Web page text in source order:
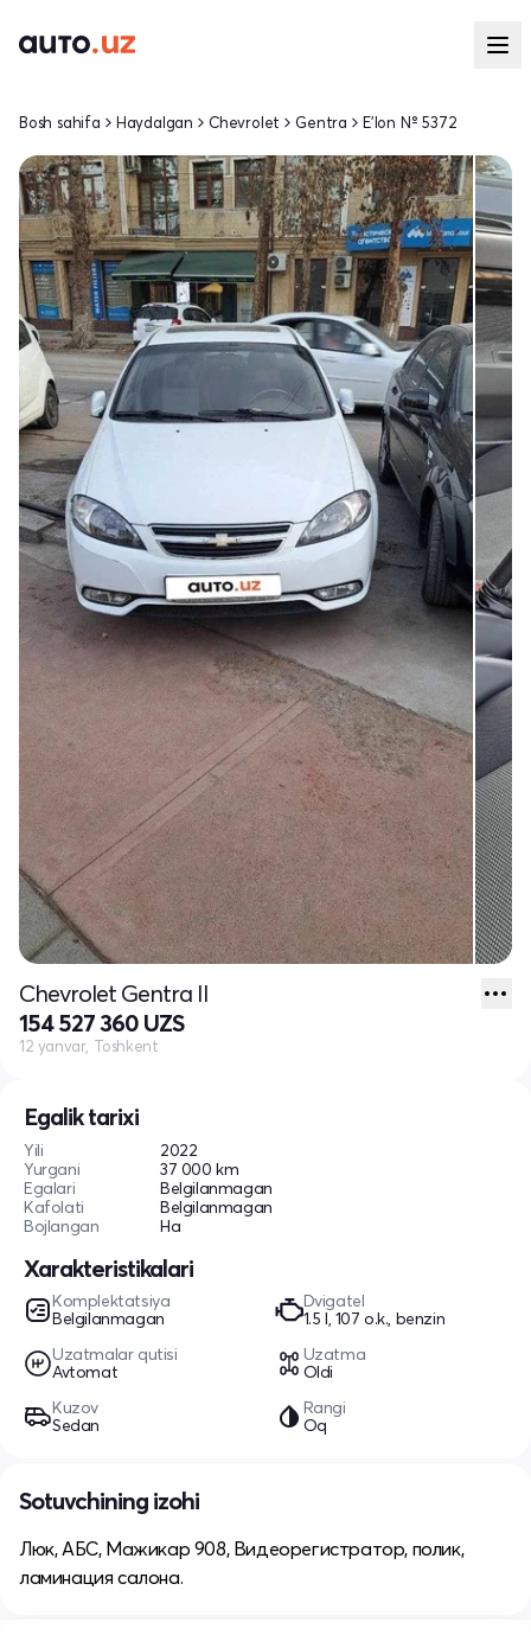
Egalik tarixi
Yili
2022
Yurgani
37 000 km
Egalari
Belgilanmagan
Kafolati
Belgilanmagan
Bojlangan
Ha
Xarakteristikalari
Komplektatsiya
Belgilanmagan
Dvigatel
1.5 l, 107 o.k., benzin
Uzatmalar qutisi
Avtomat
Uzatma
Oldi
Kuzov
Sedan
Rangi
Oq
Bosh sahifa Haydalgan Chevrolet Gentra E'lon № 5372
Chevrolet Gentra II
154 527 360 UZS
12 yanvar, Toshkent
Sotuvchining izohi
Люк, АБС, Мажикар 908, Видеорегистратор, полик,
ламинация салона.